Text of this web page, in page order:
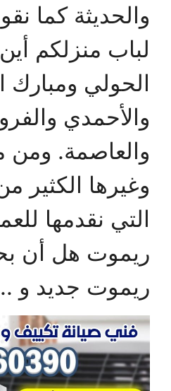
والحديثة كما
لباب منزلكم
الحولي ومبارك
والأحمدي
والعاصمة. ومن
وغيرها الكثير
التي نقدمها
ريموت هل أن
ريموت جديد و